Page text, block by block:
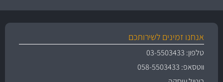
אנחנו זמינים לשירותכם
טלפון: 03-5503433
ווטסאפ: 058-5503433